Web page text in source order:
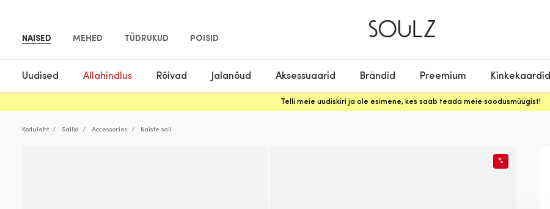
NAISED MEHED TÜDRUKUD POISID
Uudised Allahindlus Rõivad Jalanõud Aksessuaarid Brändid Preemium Kinkekaardid
Telli meie uudiskiri ja ole esimene, kes saab teada meie soodusmüügist!
Koduleht Sallid Accessories Naiste sall
%